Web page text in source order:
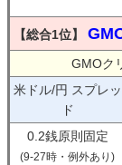
【総合1位】
GMOク
米ドル/円 スプレッ
ド
0.2銭原則固定
(9-27時・例外あり)